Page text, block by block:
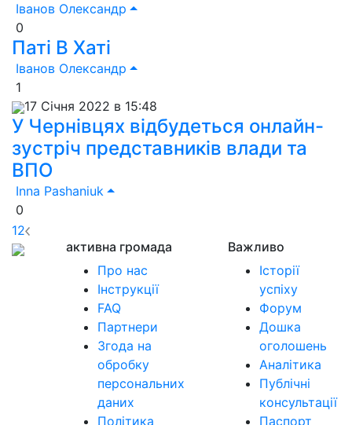
Іванов Олександр
0
Паті В Хаті
Іванов Олександр
1
17 Січня 2022 в 15:48
У Чернівцях відбудеться онлайн-
зустріч представників влади та
ВПО
Inna Pashaniuk
0
12
активна громада
Про нас
Інструкції
FAQ
Партнери
Згода на
обробку
персональних
даних
Політика
Важливо
Історії
успіху
Форум
Дошка
оголошень
Аналітика
Публічні
консультації
Паспорт